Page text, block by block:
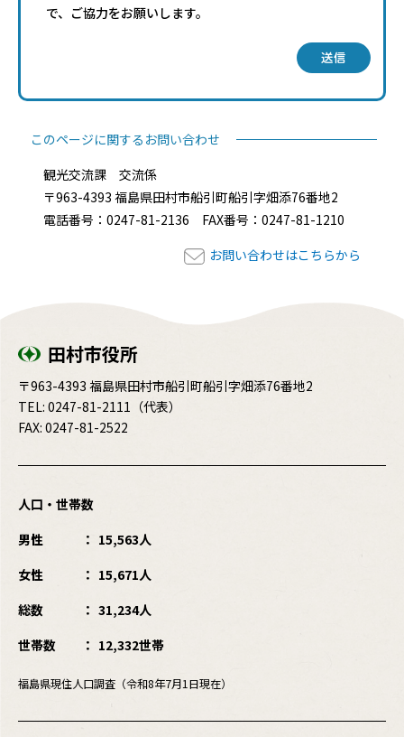
で、ご協力をお願いします。
送信
このページに関するお問い合わせ
観光交流課 交流係
〒963-4393 福島県田村市船引町船引字畑添76番地2
電話番号：0247-81-2136 FAX番号：0247-81-1210
お問い合わせはこちらから
田村市役所
〒963-4393 福島県田村市船引町船引字畑添76番地2
TEL: 0247-81-2111 （代表）
FAX: 0247-81-2522
人口・世帯数
男性
15,563人
女性
15,671人
総数
31,234人
世帯数
12,332世帯
福島県現住人口調査（令和8年7月1日現在）